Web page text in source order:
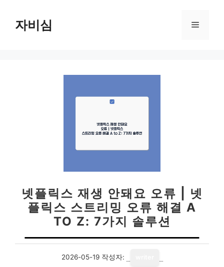
자비심 메
넷플릭스 재생 안돼요 오류 | 넷
플릭스 스트리밍 오류 해결 A
TO Z: 7가지 솔루션
2026-05-19 작성자: